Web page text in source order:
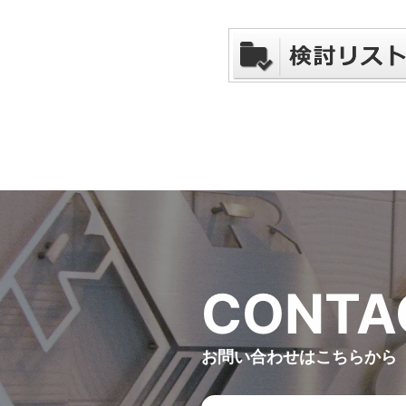
CONTA
お問い合わせはこちらから